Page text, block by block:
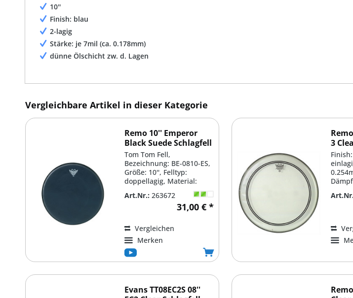
10''
Finish: blau
2-lagig
Stärke: je 7mil (ca. 0.178mm)
dünne Ölschicht zw. d. Lagen
Vergleichbare Artikel in dieser Kategorie
Remo 10'' Emperor
Black Suede Schlagfell
Tom Tom Fell,
Bezeichnung: BE-0810-ES,
Größe: 10'', Felltyp:
doppellagig, Material:
7,5mil...
Art.Nr.: 263672
31,00 € *
Vergleichen
Merken
3
Evans TT08EC2S 08''